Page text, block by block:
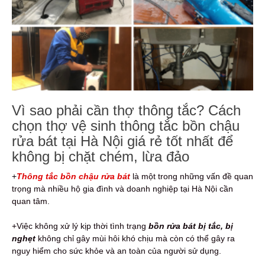
Vì sao phải cần thợ thông tắc? Cách
chọn thợ vệ sinh thông tắc bồn chậu
rửa bát tại Hà Nội giá rẻ tốt nhất để
không bị chặt chém, lừa đảo
+Thông tắc bồn chậu rửa bát là một trong những vấn đề quan
trọng mà nhiều hộ gia đình và doanh nghiệp tại Hà Nội cần
quan tâm.
+Việc không xử lý kịp thời tình trạng bồn rửa bát bị tắc, bị
nghẹt không chỉ gây mùi hôi khó chịu mà còn có thể gây ra
nguy hiểm cho sức khỏe và an toàn của người sử dụng.